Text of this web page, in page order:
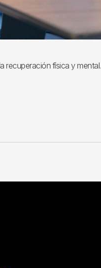
recuperación física y mental.